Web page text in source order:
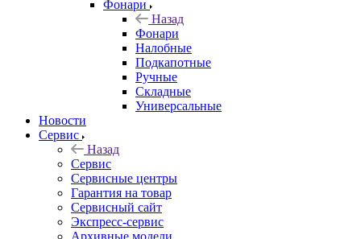
Фонари
Назад
Фонари
Налобные
Подкапотные
Ручные
Складные
Универсальные
Новости
Сервис
Назад
Сервис
Сервисные центры
Гарантия на товар
Сервисный сайт
Экспресс-сервис
Архивные модели